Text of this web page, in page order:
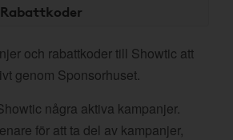
och rabattkoder till Showtic att
genom Sponsorhuset.
några aktiva kampanjer.
för att ta del av kampanjer,